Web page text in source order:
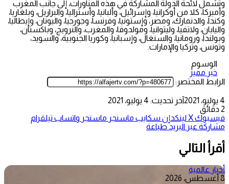
وتشمل لائحة الدولة المشاركة في هذه المناورات، إلى جانب المغرب
وأميركا، كلا من أوكرانيا، وإسرائيل، وألبانيا، وأستراليا، والبرازيل، وبلغاريا،
وكندا، والدنمارك، ومصر، وإستونيا، وفرنسا، وجورجيا، واليونان، وإيطاليا،
واليابان، ولاتفيا، وليتوانيا، ومولدوفا، والمغرب، والنرويج، وباكستان،
وبولندا، ورومانيا، والسنغال، وإسبانيا، وكوريا الجنوبية، والسويد،
وتونس، وتركيا والإمارات.
الوسوم
خبر مميز
الرابط المختصر:
4 يوليو، 2021
آخر تحديث: 4 يوليو، 2021
2 دقائق
فيسبوك‫Xلينكدإن سكايب ماسنجر ماسنجر واتساب تيلقرام
مشاركة عبر البريد طباعة
أقرأ التالي
أخبار عالمية
8 أغسطس، 2026